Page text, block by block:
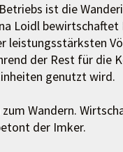
ist die
Loidl bewirtschaftet
leistungsstärksten
der Rest für die
genutzt wird.
Wandern.
der Imker.